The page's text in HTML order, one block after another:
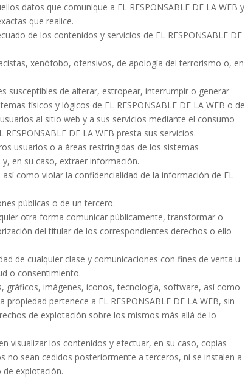
datos que comunique a EL RESPONSABLE DE LA WEB y
que realice.
de los contenidos y servicios de EL RESPONSABLE DE
xenófobo, ofensivos, de apología del terrorismo o, en
susceptibles de alterar, estropear, interrumpir o generar
físicos y lógicos de EL RESPONSABLE DE LA WEB o de
al sitio web y a sus servicios mediante el consumo
DE LA WEB presta sus servicios.
usuarios o a áreas restringidas de los sistemas
y, en su caso, extraer información.
como violar la confidencialidad de la información de EL
públicas o de un tercero.
otra forma comunicar públicamente, transformar o
del titular de los correspondientes derechos o ello
de cualquier clase y comunicaciones con fines de venta u
o consentimiento.
imágenes, iconos, tecnología, software, así como
pertenece a EL RESPONSABLE DE LA WEB, sin
de explotación sobre los mismos más allá de lo
visualizar los contenidos y efectuar, en su caso, copias
no sean cedidos posteriormente a terceros, ni se instalen a
explotación.